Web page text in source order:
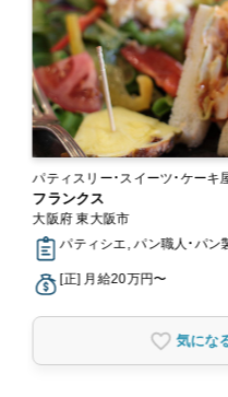
パティスリー・スイーツ・ケーキ屋 パン屋・ベー
ー
フランクス
大阪府 東大阪市
パティシエ, パン職人・パン
[正] 月給20万円〜
気にな